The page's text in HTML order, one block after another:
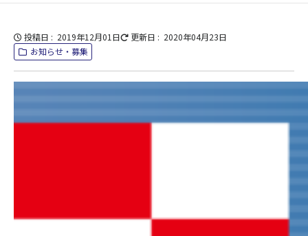
投稿日 2019年12月01日 更新日
2020年04月23日
お知らせ・募集